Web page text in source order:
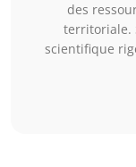
des
territoriale.
scientifique